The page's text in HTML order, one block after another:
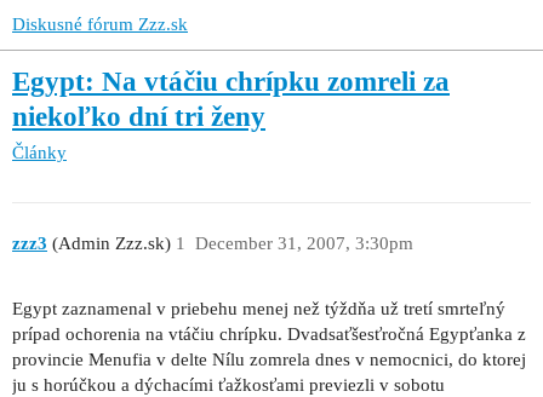
Diskusné fórum Zzz.sk
Egypt: Na vtáčiu chrípku zomreli za
niekoľko dní tri ženy
Články
zzz3 (Admin Zzz.sk) December 31, 2007, 3:30pm
1
Egypt zaznamenal v priebehu menej než týždňa už tretí smrteľný
prípad ochorenia na vtáčiu chrípku. Dvadsaťšesťročná Egypťanka z
provincie Menufia v delte Nílu zomrela dnes v nemocnici, do ktorej
ju s horúčkou a dýchacími ťažkosťami previezli v sobotu